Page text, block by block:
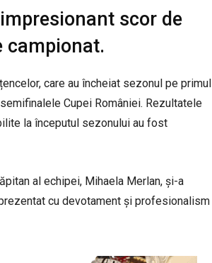
scor de
campionat.
care au încheiat sezonul pe primul
Cupei României. Rezultatele
la începutul sezonului au fost
al echipei, Mihaela Merlan, și-a
cu devotament și profesionalism